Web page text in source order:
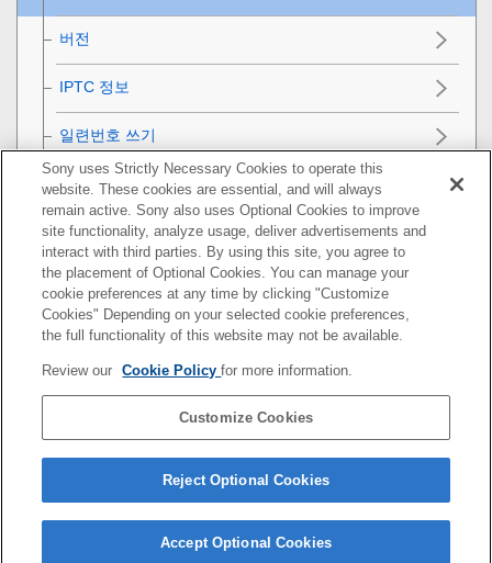
버전
IPTC 정보
일련번호 쓰기
데모 모드
카메라 초기화
네트워크 기능 사용하기
컴퓨터 사용하기
MENU 항목 목록
사전 주의 사항/본 제품
문제가 발생했을 때는
Sony uses Strictly Necessary Cookies to operate this
website. These cookies are essential, and will always
remain active. Sony also uses Optional Cookies to improve
site functionality, analyze usage, deliver advertisements and
interact with third parties. By using this site, you agree to
the placement of Optional Cookies. You can manage your
cookie preferences at any time by clicking "Customize
Cookies" Depending on your selected cookie preferences,
the full functionality of this website may not be available.
Review our Cookie Policyfor more information.
Customize Cookies
Reject Optional Cookies
Accept Optional Cookies